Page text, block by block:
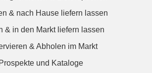
& nach Hause liefern lassen
& in den Markt liefern lassen
& Abholen im Markt
Prospekte und Kataloge